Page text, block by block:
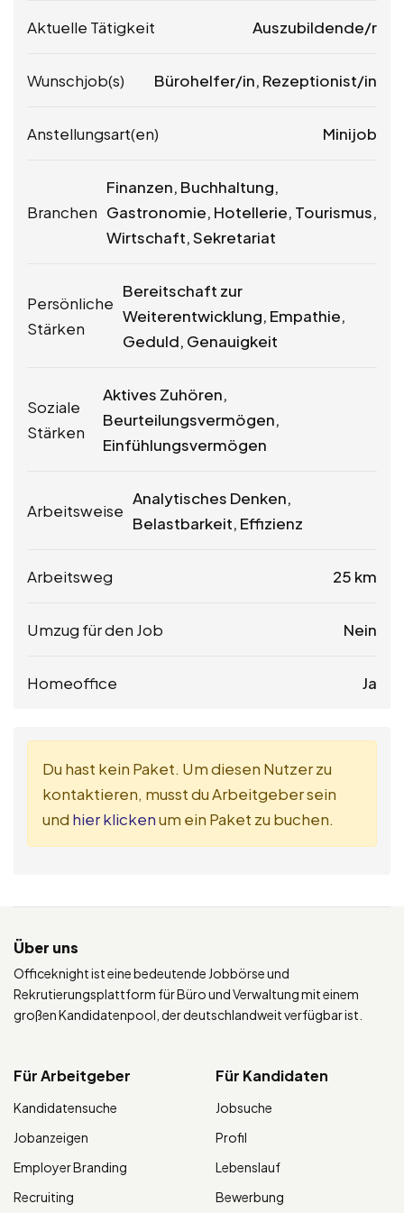
Aktuelle Tätigkeit Auszubildende/r
Wunschjob(s) Bürohelfer/in, Rezeptionist/in
Anstellungsart(en) Minijob
Branchen
Finanzen, Buchhaltung,
Gastronomie, Hotellerie, Tourismus,
Wirtschaft, Sekretariat
Persönliche
Stärken
Bereitschaft zur
Weiterentwicklung, Empathie,
Geduld, Genauigkeit
Soziale
Stärken
Aktives Zuhören,
Beurteilungsvermögen,
Einfühlungsvermögen
Arbeitsweise
Analytisches Denken,
Belastbarkeit, Effizienz
Arbeitsweg 25 km
Umzug für den Job Nein
Homeoffice Ja
Du hast kein Paket. Um diesen Nutzer zu
kontaktieren, musst du Arbeitgeber sein
und hier klickenum ein Paket zu buchen.
Über uns
Officeknight ist eine bedeutende Jobbörse und
Rekrutierungsplattform für Büro und Verwaltung mit einem
großen Kandidatenpool, der deutschlandweit verfügbar ist.
Für Arbeitgeber
Kandidatensuche
Jobanzeigen
Employer Branding
Recruiting
Für Kandidaten
Jobsuche
Profil
Lebenslauf
Bewerbung